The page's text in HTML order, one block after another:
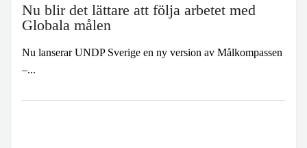
Nu blir det lättare att följa arbetet med
Globala målen
Nu lanserar UNDP Sverige en ny version av Målkompassen
–...